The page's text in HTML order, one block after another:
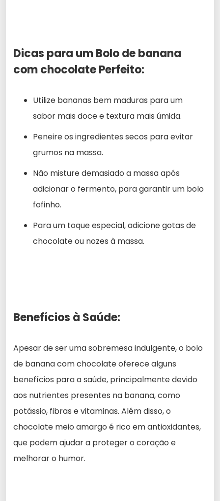
Dicas para umBolo de banana
com chocolatePerfeito:
Utilize bananas bem maduras para um
sabor mais doce e textura mais úmida.
Peneire os ingredientes secos para evitar
grumos na massa.
Não misture demasiado a massa após
adicionar o fermento, para garantir um bolo
fofinho.
Para um toque especial, adicione gotas de
chocolate ou nozes à massa.
Benefícios à Saúde:
Apesar de ser uma sobremesa indulgente, o bolo
de banana com chocolate oferece alguns
benefícios para a saúde, principalmente devido
aos nutrientes presentes na banana, como
potássio, fibras e vitaminas. Além disso, o
chocolate meio amargo é rico em antioxidantes,
que podem ajudar a proteger o coração e
melhorar o humor.